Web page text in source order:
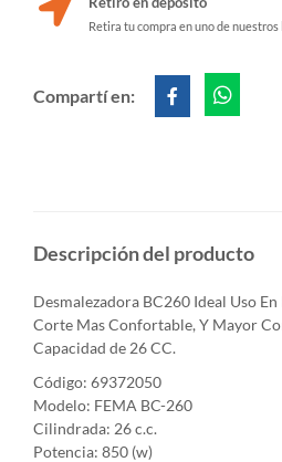
Retira tu compra en uno de nuestros
Compartí en:
Descripción del producto
Desmalezadora BC260 Ideal Uso
Corte Mas Confortable, Y Mayor
Capacidad de 26 CC.
Código: 69372050
Modelo: FEMA BC-260
Cilindrada: 26 c.c.
Potencia: 850 (w)